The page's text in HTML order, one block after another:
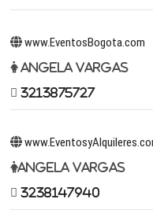
www.EventosBogota.com
Angela Vargas
3213875727
Angela Vargas
3238147940